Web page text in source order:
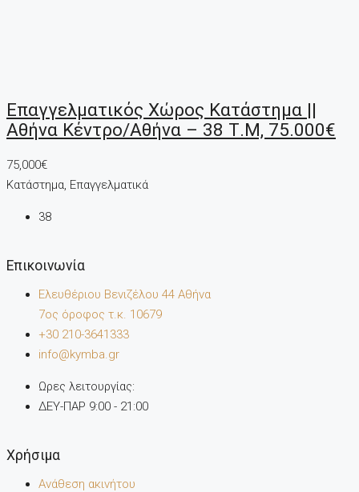
Επαγγελματικός Χώρος Κατάστημα ||
Αθήνα Κέντρο/Αθήνα – 38 Τ.μ, 75.000€
75,000€
Κατάστημα, Επαγγελματικά
38
Επικοινωνία
Ελευθέριου Βενιζέλου 44 Αθήνα
7oς όροφος τ.κ. 10679
+30 210-3641333
info@kymba.gr
Ωρες λειτουργίας:
ΔΕΥ-ΠΑΡ 9:00 - 21:00
Χρήσιμα
Ανάθεση ακινήτου